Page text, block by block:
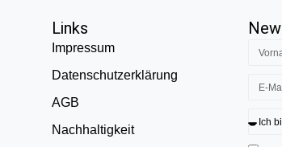
Links
Impressum
Datenschutzerklärung
AGB
Nachhaltigkeit